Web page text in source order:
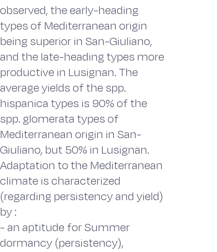
observed, the early-heading
types of Mediterranean origin
being superior in San-Giuliano,
and the late-heading types more
productive in Lusignan. The
average yields of the spp.
hispanica types is 90% of the
spp. glomerata types of
Mediterranean origin in San-
Giuliano, but 50% in Lusignan.
Adaptation to the Mediterranean
climate is characterized
(regarding persistency and yield)
by :
- an aptitude for Summer
dormancy (persistency),